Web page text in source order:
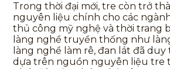
Trong thời đại mới, tre còn trở
nguyên liệu chính cho các
thủ công mỹ nghệ và thời trang
làng nghề truyền thống như
làng nghề làm rê, đan lát đã
dựa trên nguồn nguyên liệu tre